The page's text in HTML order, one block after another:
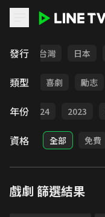
發行
全部 台灣 日本
類型
懸疑 喜劇 勵志
年份 2024 2023
資格 全部 免費
戲劇 篩選結果